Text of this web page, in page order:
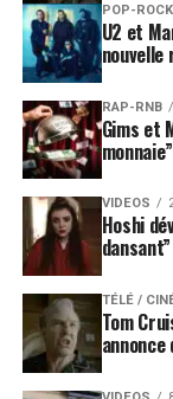
POP-ROCK
U2 et
RAP-RNB
Gims et
monnaie”
VIDEOS
Hoshi
dansant”
TÉLÉ /
Tom
annonce